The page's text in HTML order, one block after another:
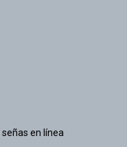
en línea